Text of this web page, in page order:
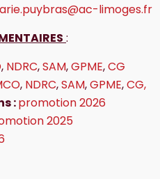
limoges.fr
:
, NDRC,SAM,GPME,CG
, NDRC,SAM,GPME,CG,
:promotion 2026
2025